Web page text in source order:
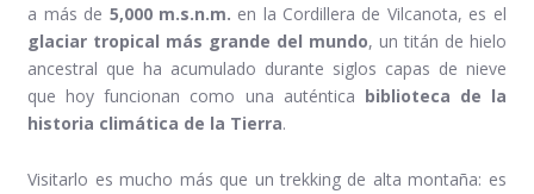
a más de 5,000 m.s.n.m. en la Cordillera de Vilcanota, es el
glaciar tropical más grande del mundo, un titán de hielo
ancestral que ha acumulado durante siglos capas de nieve
que hoy funcionan como una auténtica biblioteca de la
historia climática de la Tierra.
Visitarlo es mucho más que un trekking de alta montaña: es